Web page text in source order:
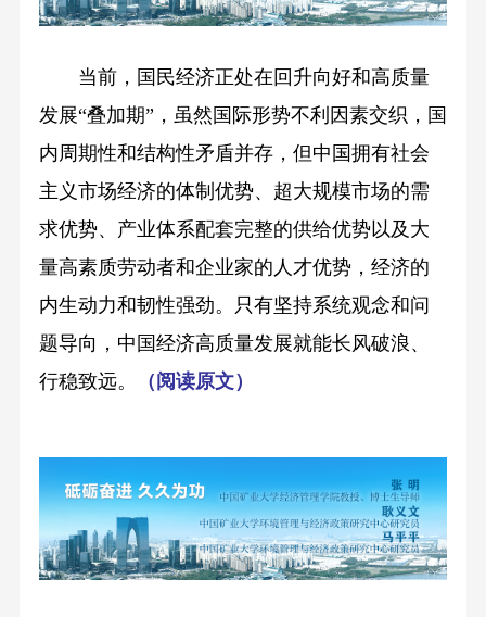
当前，国民经济正处在回升向好和高质量
发展“叠加期”，虽然国际形势不利因素交织，国
内周期性和结构性矛盾并存，但中国拥有社会
主义市场经济的体制优势、超大规模市场的需
求优势、产业体系配套完整的供给优势以及大
量高素质劳动者和企业家的人才优势，经济的
内生动力和韧性强劲。只有坚持系统观念和问
题导向，中国经济高质量发展就能长风破浪、
行稳致远。
（阅读原文）